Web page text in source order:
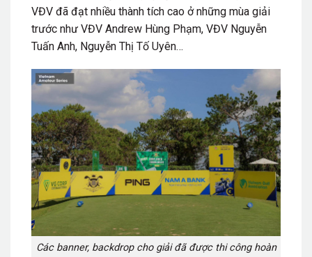
VĐV đã đạt nhiều thành tích cao ở những mùa giải
trước như VĐV Andrew Hùng Phạm, VĐV Nguyễn
Tuấn Anh, Nguyễn Thị Tố Uyên…
Các banner, backdrop cho giải đã được thi công hoàn